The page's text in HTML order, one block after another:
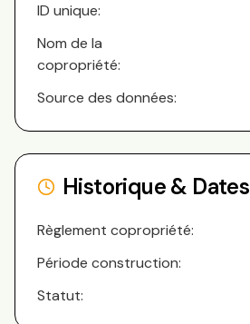
ID unique:
Nom de la
copropriété:
Source des données:
Historique & Dates
Règlement copropriété:
Période construction:
Statut: